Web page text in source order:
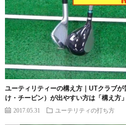
ユーティリティーの構え方｜UTクラブ
け・チーピン）が出やすい方は「構え方
2017.05.31 ユーテリティの打ち方